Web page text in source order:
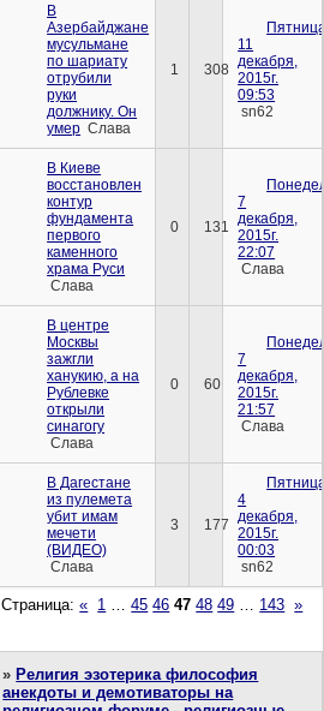
В
Азербайджане
мусульмане
по шариату
отрубили
руки
должнику. Он
умер Слава
1 308
11
декабря,
2015г.
09:53
sn62
В Киеве
восстановлен
контур
фундамента
первого
каменного
храма Руси
Слава
0 131
7
декабря,
2015г.
22:07
Слава
В центре
Москвы
зажгли
ханукию, а на
Рублевке
открыли
синагогу
Слава
0 60
7
декабря,
2015г.
21:57
Слава
В Дагестане
из пулемета
убит имам
мечети
(ВИДЕО)
Слава
3 177
4
декабря,
2015г.
00:03
sn62
Страница:« 1 … 45 46 47 48 49 … 143 »
»Религия эзотерика философия
анекдоты и демотиваторы на